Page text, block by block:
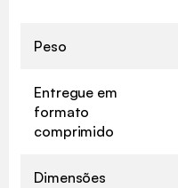
Peso
Entregue em
formato
comprimido
Dimensões